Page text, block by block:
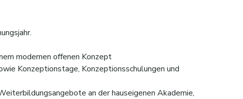
modernen offenen Konzept
Konzeptionstage, Konzeptionsschulungen und
an der hauseigenen Akademie,